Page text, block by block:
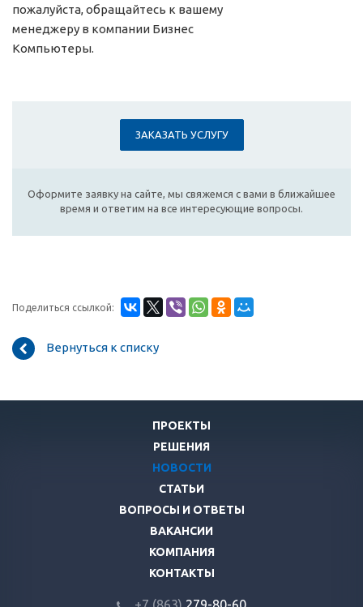
пожалуйста, обращайтесь к вашему
менеджеру в компании Бизнес
Компьютеры.
ЗАКАЗАТЬ УСЛУГУ
Оформите заявку на сайте, мы свяжемся с вами в ближайшее
время и ответим на все интересующие вопросы.
Поделиться ссылкой:
Вернуться к списку
ПРОЕКТЫ
РЕШЕНИЯ
НОВОСТИ
СТАТЬИ
ВОПРОСЫ И ОТВЕТЫ
ВАКАНСИИ
КОМПАНИЯ
КОНТАКТЫ